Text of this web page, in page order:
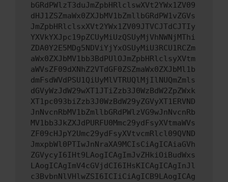
bGRdPWlzT3duJmZpbHRlclswXVt2YWx1ZV09
dHJ1ZSZmaWx0ZXJbMV1bZmllbGRdPW1vZGVs
JmZpbHRlclsxXVt2YWx1ZV09JTVCJTdCJTIy
YXVkYXJpc19pZCUyMiUzQSUyMjVhNWNjMThi
ZDA0Y2E5MDg5NDViYjYxOSUyMiU3RCU1RCZm
aWx0ZXJbMV1bb3BdPUlOJmZpbHRlclsyXVtm
aWVsZF09dXNhZ2VTdGF0ZSZmaWx0ZXJbMl1b
dmFsdWVdPSU1QiUyMlVTRUQlMjIlNUQmZmls
dGVyWzJdW29wXT1JTiZzb3J0WzBdW2ZpZWxk
XT1pc093biZzb3J0WzBdW29yZGVyXT1ERVND
JnNvcnRbMV1bZmllbGRdPWlzVG9wJnNvcnRb
MV1bb3JkZXJdPURFU0Mmc29ydFsyXVtmaWVs
ZF09cHJpY2Umc29ydFsyXVtvcmRlcl09QVND
JmxpbWl0PTIwJnNraXA9MCIsCiAgICAiaGVh
ZGVycyI6IHt9LAogICAgImJvZHkiOiBudWxs
LAogICAgImV4cGVjdCI6IHsKICAgICAgInJl
c3BvbnNlVHlwZSI6ICIiCiAgICB9LAogICAg